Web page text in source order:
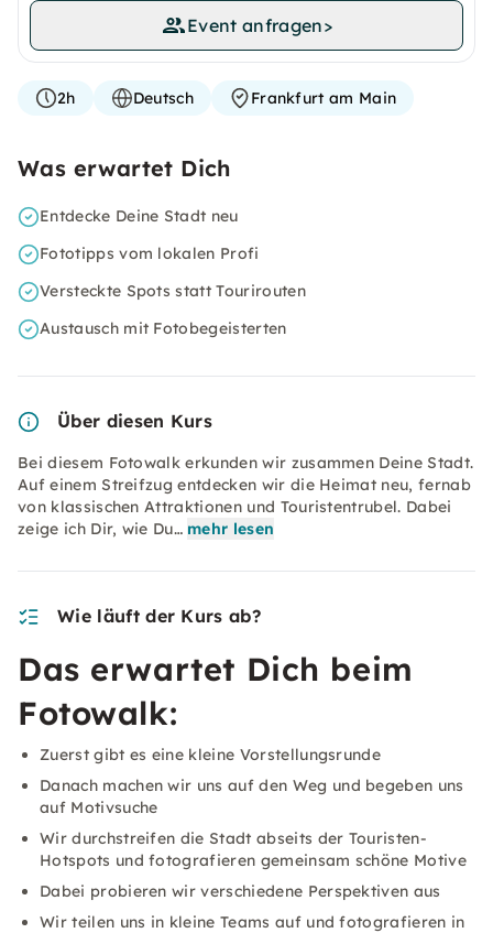
Event anfragen>
2h Deutsch Frankfurt am Main
Was erwartet Dich
Entdecke Deine Stadt neu
Fototipps vom lokalen Profi
Versteckte Spots statt Tourirouten
Austausch mit Fotobegeisterten
Über diesen Kurs
Bei diesem Fotowalk erkunden wir zusammen Deine Stadt.
Auf einem Streifzug entdecken wir die Heimat neu, fernab
von klassischen Attraktionen und Touristentrubel. Dabei
zeige ich Dir, wie Du… mehr lesen
Wie läuft der Kurs ab?
Das erwartet Dich beim
Fotowalk:
Zuerst gibt es eine kleine Vorstellungsrunde
Danach machen wir uns auf den Weg und begeben uns
auf Motivsuche
Wir durchstreifen die Stadt abseits der Touristen-
Hotspots und fotografieren gemeinsam schöne Motive
Dabei probieren wir verschiedene Perspektiven aus
Wir teilen uns in kleine Teams auf und fotografieren in